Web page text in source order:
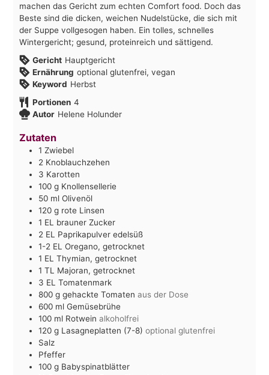
machen das Gericht zum echten Comfort food. Doch das
Beste sind die dicken, weichen Nudelstücke, die sich mit
der Suppe vollgesogen haben. Ein tolles, schnelles
Wintergericht; gesund, proteinreich und sättigend.
Gericht Hauptgericht
Ernährung optional glutenfrei, vegan
Keyword Herbst
Portionen 4
Autor Helene Holunder
Zutaten
1 Zwiebel
2 Knoblauchzehen
3 Karotten
100 g Knollensellerie
50 ml Olivenöl
120 g rote Linsen
1 EL brauner Zucker
2 EL Paprikapulver edelsüß
1-2 EL Oregano, getrocknet
1 EL Thymian, getrocknet
1 TL Majoran, getrocknet
3 EL Tomatenmark
800 g gehackte Tomaten aus der Dose
600 ml Gemüsebrühe
100 ml Rotwein alkoholfrei
120 g Lasagneplatten (7-8) optional glutenfrei
Salz
Pfeffer
100 g Babyspinatblätter